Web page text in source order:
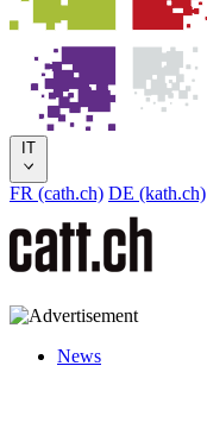
IT
FR (cath.ch) DE (kath.ch)
News